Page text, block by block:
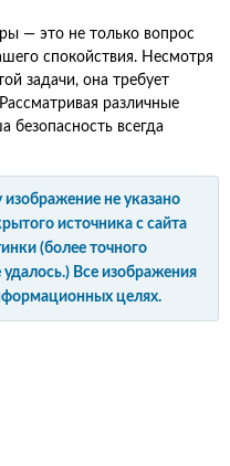
— это не только вопрос
спокойствия. Несмотря
задачи, она требует
различные
безопасность всегда
не указано
источника с сайта
(более точного
удалось.) Все изображения
целях.